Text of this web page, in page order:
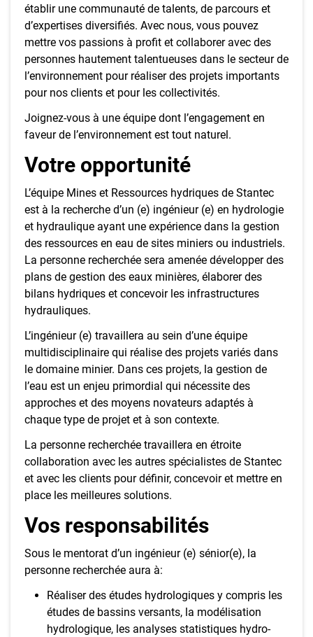
établir une communauté de talents, de parcours et
d’expertises diversifiés. Avec nous, vous pouvez
mettre vos passions à profit et collaborer avec des
personnes hautement talentueuses dans le secteur de
l’environnement pour réaliser des projets importants
pour nos clients et pour les collectivités.
Joignez-vous à une équipe dont l’engagement en
faveur de l’environnement est tout naturel.
Votre opportunité
L’équipe Mines et Ressources hydriques de Stantec
est à la recherche d’un (e) ingénieur (e) en hydrologie
et hydraulique ayant une expérience dans la gestion
des ressources en eau de sites miniers ou industriels.
La personne recherchée sera amenée développer des
plans de gestion des eaux minières, élaborer des
bilans hydriques et concevoir les infrastructures
hydrauliques.
L’ingénieur (e) travaillera au sein d’une équipe
multidisciplinaire qui réalise des projets variés dans
le domaine minier. Dans ces projets, la gestion de
l’eau est un enjeu primordial qui nécessite des
approches et des moyens novateurs adaptés à
chaque type de projet et à son contexte.
La personne recherchée travaillera en étroite
collaboration avec les autres spécialistes de Stantec
et avec les clients pour définir, concevoir et mettre en
place les meilleures solutions.
Vos responsabilités
Sous le mentorat d’un ingénieur (e) sénior(e), la
personne recherchée aura à:
Réaliser des études hydrologiques y compris les
études de bassins versants, la modélisation
hydrologique, les analyses statistiques hydro-